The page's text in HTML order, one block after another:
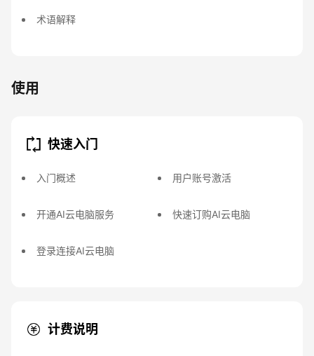
术语解释
使用
快速入门
入门概述 用户账号激活
开通AI云电脑服务 快速订购AI云电脑
登录连接AI云电脑
计费说明